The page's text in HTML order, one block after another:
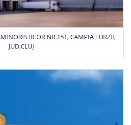
NR.151, CAMPIA TURZII,
JUD,CLUJ